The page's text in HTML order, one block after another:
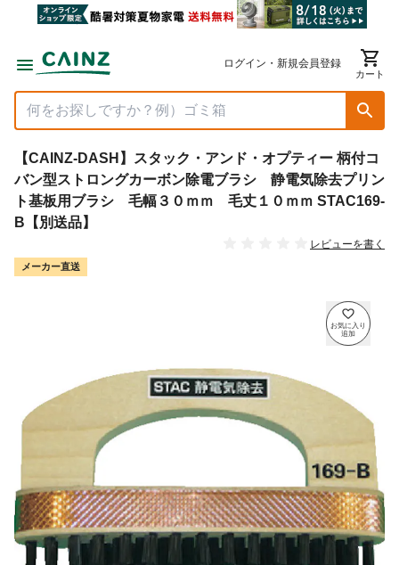
ログイン・新規会員登録
カート
【CAINZ-DASH】スタック・アンド・オプティー 柄付コ
バン型ストロングカーボン除電ブラシ 静電気除去プリン
ト基板用ブラシ 毛幅３０ｍｍ 毛丈１０ｍｍ STAC169-
B【別送品】
レビューを書く
メーカー直送